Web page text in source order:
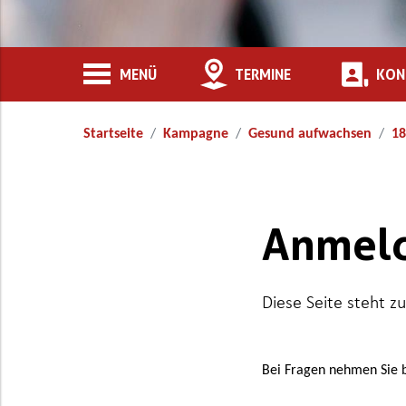
MENÜ TERMINE
Startseite Kampagne Gesund aufwachsen
Diese Seite steht
Bei Fragen nehmen Sie